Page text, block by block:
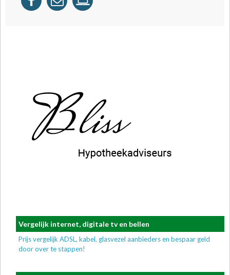
Vergelijk internet, digitale tv en bellen
Prijs vergelijk ADSL, kabel, glasvezel aanbieders en bespaar geld
door over te stappen!